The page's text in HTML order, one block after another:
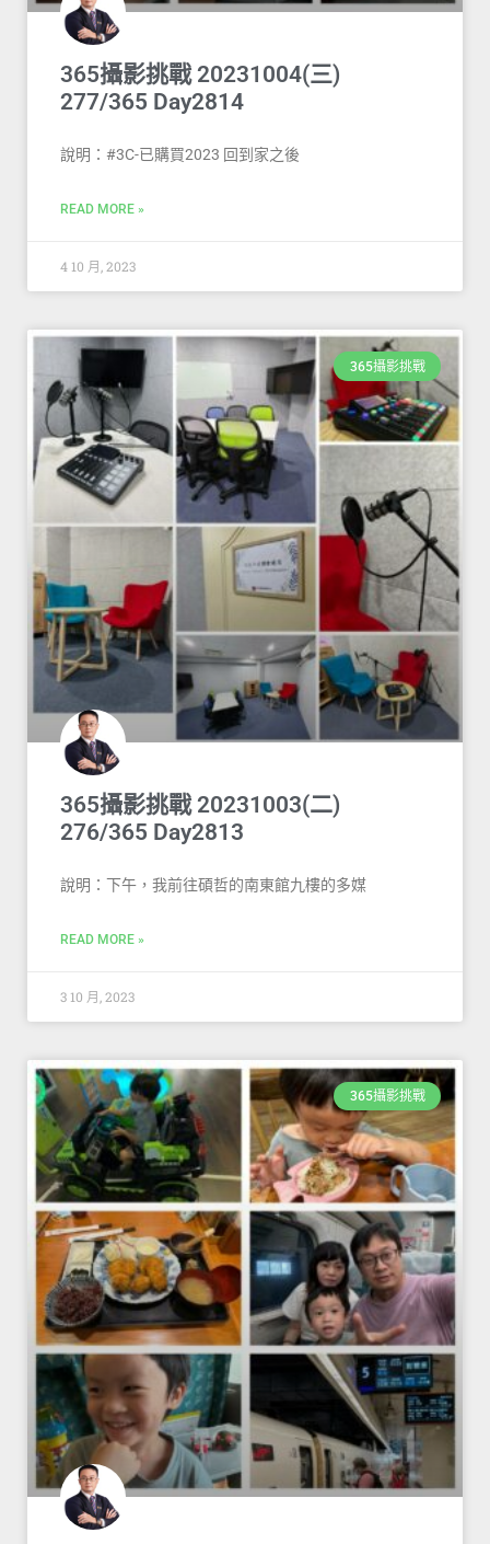
365攝影挑戰 20231004(三)
277/365 Day2814
說明：#3C-已購買2023 回到家之後
READ MORE »
4 10 月, 2023
365攝影挑戰
365攝影挑戰 20231003(二)
276/365 Day2813
說明：下午，我前往碩哲的南東館九樓的多媒
READ MORE »
3 10 月, 2023
365攝影挑戰